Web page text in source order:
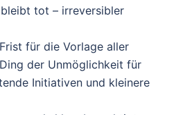
tot – irreversibler
für die Vorlage aller
der Unmöglichkeit für
Initiativen und kleinere